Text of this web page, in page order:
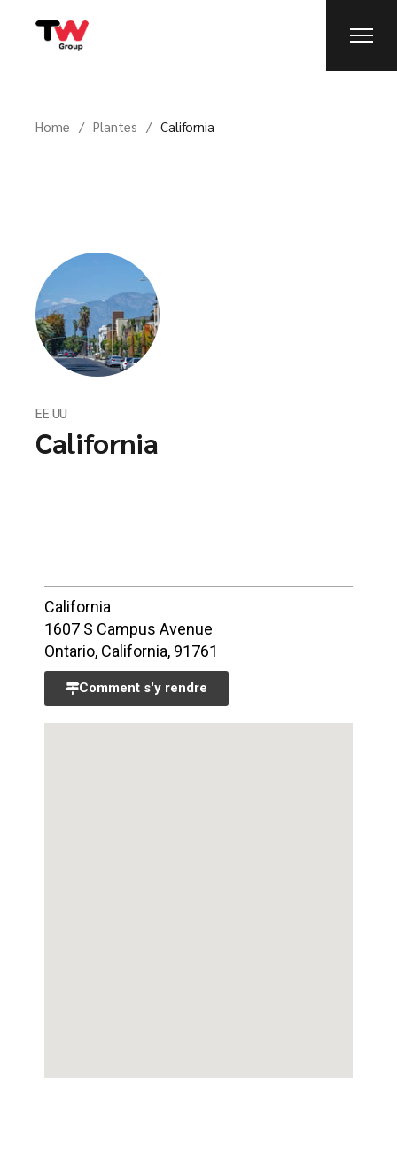
Home Plantes California
EE.UU
California
California
1607 S Campus Avenue
Ontario, California, 91761
Comment s'y rendre